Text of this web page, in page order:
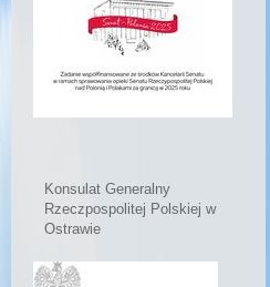
Konsulat Generalny
Rzeczpospolitej Polskiej w
Ostrawie